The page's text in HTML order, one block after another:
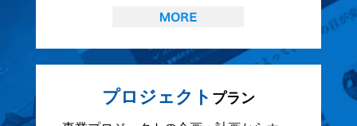
プロジェクト プラン